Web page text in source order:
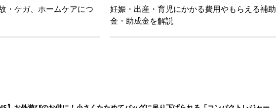
・ケガ、ホームケアにつ
妊娠・出産・育児にかかる費用やもらえる補助
金・助成金を解説